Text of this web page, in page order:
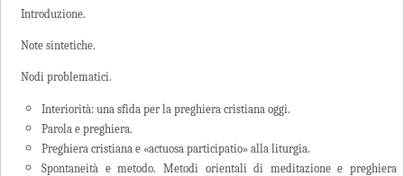
Introduzione.
Note sintetiche.
Nodi problematici.
Interiorità: una sfida per la preghiera cristiana oggi.
Parola e preghiera.
Preghiera cristiana e «actuosa participatio» alla liturgia.
Spontaneità e metodo. Metodi orientali di meditazione e preghiera